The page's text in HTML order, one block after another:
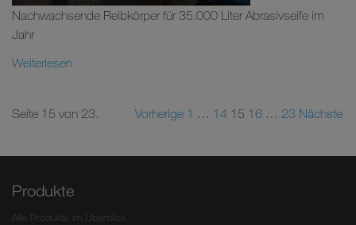
Nachwachsende Reibkörper für 35.000 Liter Abrasivseife im
Jahr
Weiterlesen
Seite 15 von 23. Vorherige 1 … 14 15 16 … 23 Nächste
Produkte
Alle Produkte im Überblick